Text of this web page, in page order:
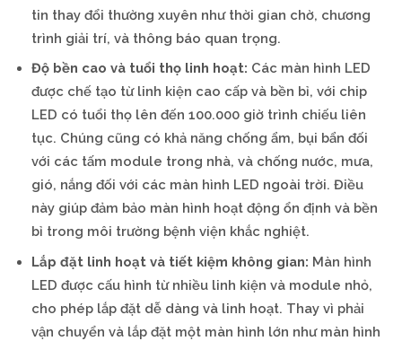
tin thay đổi thường xuyên như thời gian chờ, chương
trình giải trí, và thông báo quan trọng.
Độ bền cao và tuổi thọ linh hoạt: Các màn hình LED
được chế tạo từ linh kiện cao cấp và bền bỉ, với chip
LED có tuổi thọ lên đến 100.000 giờ trình chiếu liên
tục. Chúng cũng có khả năng chống ẩm, bụi bẩn đối
với các tấm module trong nhà, và chống nước, mưa,
gió, nắng đối với các màn hình LED ngoài trời. Điều
này giúp đảm bảo màn hình hoạt động ổn định và bền
bỉ trong môi trường bệnh viện khắc nghiệt.
Lắp đặt linh hoạt và tiết kiệm không gian: Màn hình
LED được cấu hình từ nhiều linh kiện và module nhỏ,
cho phép lắp đặt dễ dàng và linh hoạt. Thay vì phải
vận chuyển và lắp đặt một màn hình lớn như màn hình